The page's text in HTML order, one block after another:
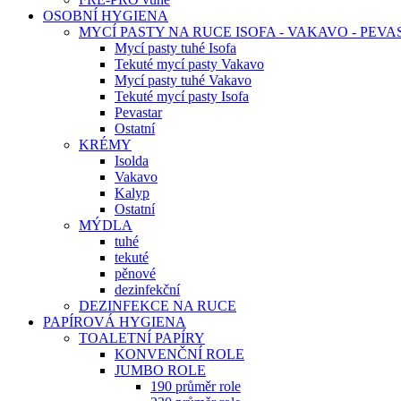
OSOBNÍ HYGIENA
MYCÍ PASTY NA RUCE ISOFA - VAKAVO -
Mycí pasty tuhé Isofa
Tekuté mycí pasty Vakavo
Mycí pasty tuhé Vakavo
Tekuté mycí pasty Isofa
Pevastar
Ostatní
KRÉMY
Isolda
Vakavo
Kalyp
Ostatní
MÝDLA
tuhé
tekuté
pěnové
dezinfekční
DEZINFEKCE NA RUCE
PAPÍROVÁ HYGIENA
TOALETNÍ PAPÍRY
KONVENČNÍ ROLE
JUMBO ROLE
190 průměr role